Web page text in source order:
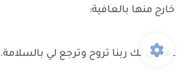
خارج منها بالعافية:
ـ هدعي لك ربنا تروح وترجع لي بالسلامة.